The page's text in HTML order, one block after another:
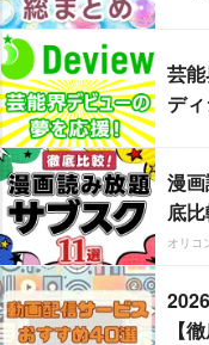
芸
デ
漫
底比
オリコ
【